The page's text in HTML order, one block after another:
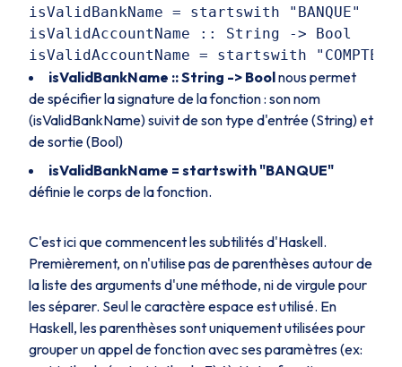
isValidBankName = startswith "BANQUE"
isValidAccountName :: String -> Bool
isValidBankName :: String -> Boolnous permet
de spécifier la signature de la fonction : son nom
(isValidBankName) suivit de son type d'entrée (String) et
de sortie (Bool)
isValidBankName = startswith "BANQUE"
définie le corps de la fonction.
C'est ici que commencent les subtilités d'Haskell.
Premièrement, on n'utilise pas de parenthèses autour de
la liste des arguments d'une méthode, ni de virgule pour
les séparer. Seul le caractère espace est utilisé. En
Haskell, les parenthèses sont uniquement utilisées pour
grouper un appel de fonction avec ses paramètres (ex: